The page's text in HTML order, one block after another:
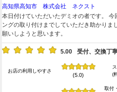
高知県高知市 株式会社 ネクスト
本日付けていただいたデミオの者です。
ングの取り付けまでしていただき助かりま
願いしようと思います。
5.00 受付、交換丁
お店の利用しやすさ
(5.0)
(
取付